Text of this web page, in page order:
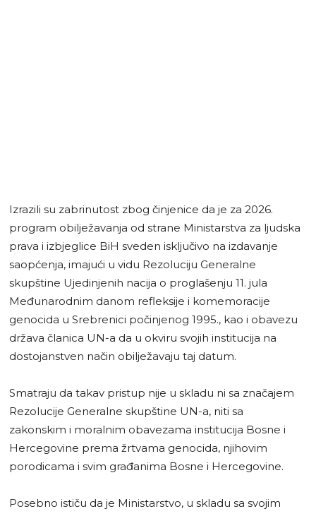
Izrazili su zabrinutost zbog činjenice da je za 2026.
program obilježavanja od strane Ministarstva za ljudska
prava i izbjeglice BiH sveden isključivo na izdavanje
saopćenja, imajući u vidu Rezoluciju Generalne
skupštine Ujedinjenih nacija o proglašenju 11. jula
Međunarodnim danom refleksije i komemoracije
genocida u Srebrenici počinjenog 1995., kao i obavezu
država članica UN-a da u okviru svojih institucija na
dostojanstven način obilježavaju taj datum.
Smatraju da takav pristup nije u skladu ni sa značajem
Rezolucije Generalne skupštine UN-a, niti sa
zakonskim i moralnim obavezama institucija Bosne i
Hercegovine prema žrtvama genocida, njihovim
porodicama i svim građanima Bosne i Hercegovine.
Posebno ističu da je Ministarstvo, u skladu sa svojim